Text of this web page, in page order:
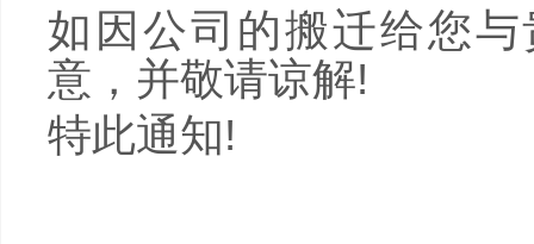
如因公司的搬迁给您
意，并敬请谅解!
特此通知!